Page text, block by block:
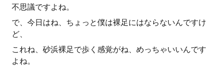
不思議ですよね。
で、今日はね、ちょっと僕は裸足にはならないんですけ
ど、
これね、砂浜裸足で歩く感覚がね、めっちゃいいんです
よね。